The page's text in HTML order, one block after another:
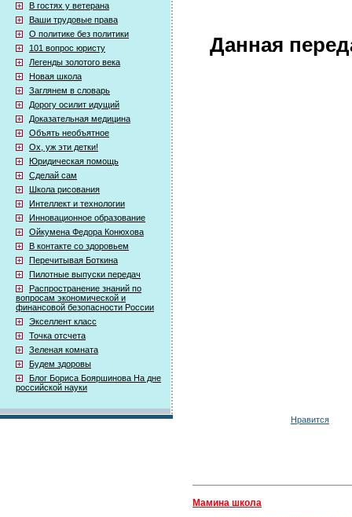
В гостях у ветерана
Ваши трудовые права
О политике без политики
101 вопрос юристу
Легенды золотого века
Новая школа
Заглянем в словарь
Дорогу осилит идущий
Доказательная медицина
Объять необъятное
Ох, уж эти детки!
Юридическая помощь
Сделай сам
Школа рисования
Интеллект и технологии
Инновационное образование
Ойкумена Федора Конюхова
В контакте со здоровьем
Перечитывая Боткина
Пилотные выпуски передач
Распространение знаний по
вопросам экономической и
финансовой безопасности России
Экселлент класс
Точка отсчета
Зеленая комната
Будем здоровы
Блог Бориса Бояршинова На дне
российской науки
Данная
Нравится
Мамина школа